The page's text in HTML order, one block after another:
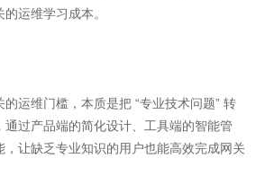
运维学习成本。
运维门槛，本质是把 “专业技术问题” 转
通过产品端的简化设计、工具端的智能管
让缺乏专业知识的用户也能高效完成网关